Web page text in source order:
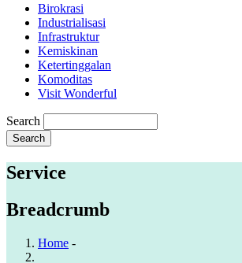
Birokrasi
Industrialisasi
Infrastruktur
Kemiskinan
Ketertinggalan
Komoditas
Visit Wonderful
Search
Service
Breadcrumb
Home -